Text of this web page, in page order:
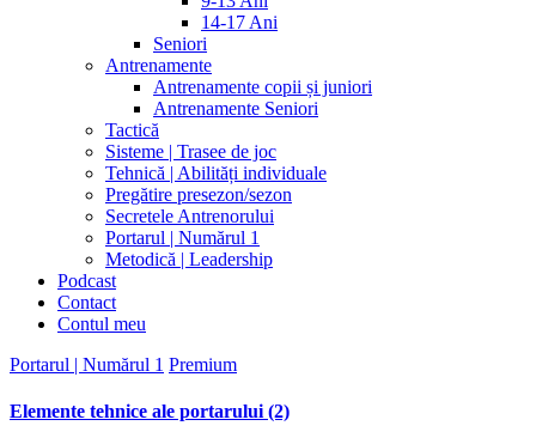
14-17 Ani
Seniori
Antrenamente
Antrenamente copii și juniori
Antrenamente Seniori
Tactică
Sisteme | Trasee de joc
Tehnică | Abilități individuale
Pregătire presezon/sezon
Secretele Antrenorului
Portarul | Numărul 1
Metodică | Leadership
Podcast
Contact
Contul meu
Portarul | Numărul 1 Premium
Elemente tehnice ale portarului (2)